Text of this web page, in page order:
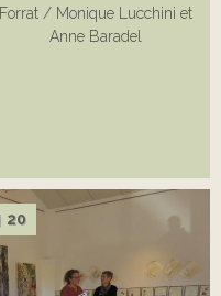
Forrat / Monique Lucchini et
Anne Baradel
20